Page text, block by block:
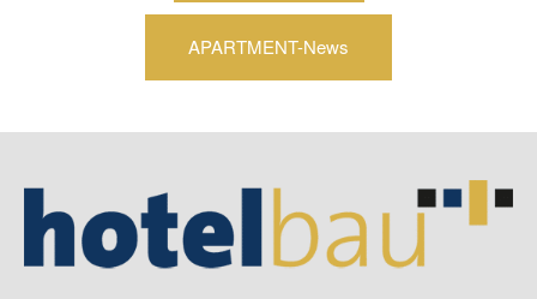
APARTMENT-News